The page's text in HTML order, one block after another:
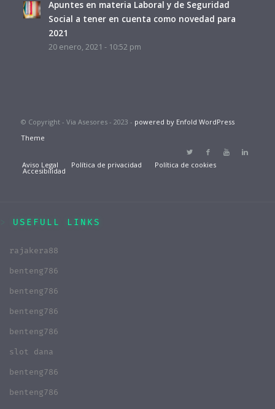
Apuntes en materia Laboral y de Seguridad
Social a tener en cuenta como novedad para
2021
20 enero, 2021 - 10:52 pm
© Copyright - Via Asesores - 2023 - powered by Enfold WordPress
Theme
Aviso Legal Política de privacidad Política de cookies
Accesibilidad
USEFULL LINKS
rajakera88
benteng786
benteng786
benteng786
benteng786
slot dana
benteng786
benteng786